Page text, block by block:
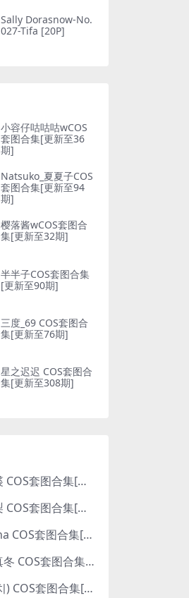
Sally Dorasnow-No.
027-Tifa [20P]
小容仔咕咕咕wCOS
套图合集[更新至36
期]
Natsuko_夏夏子COS
套图合集[更新至94
期]
樱落酱wCOS套图合
集[更新至32期]
半半子COS套图合集
[更新至90期]
三度_69 COS套图合
集[更新至76期]
星之迟迟 COS套图合
集[更新至308期]
蜜汁猫裘 COS套图合集[更新至125期]
迷之呆梨 COS套图合集[更新至74期]
花柒Hana COS套图合集[更新至42期]
神楽坂真冬 COS套图合集[更新至224期]
Echi(이치) COS套图合集[更新至4期]